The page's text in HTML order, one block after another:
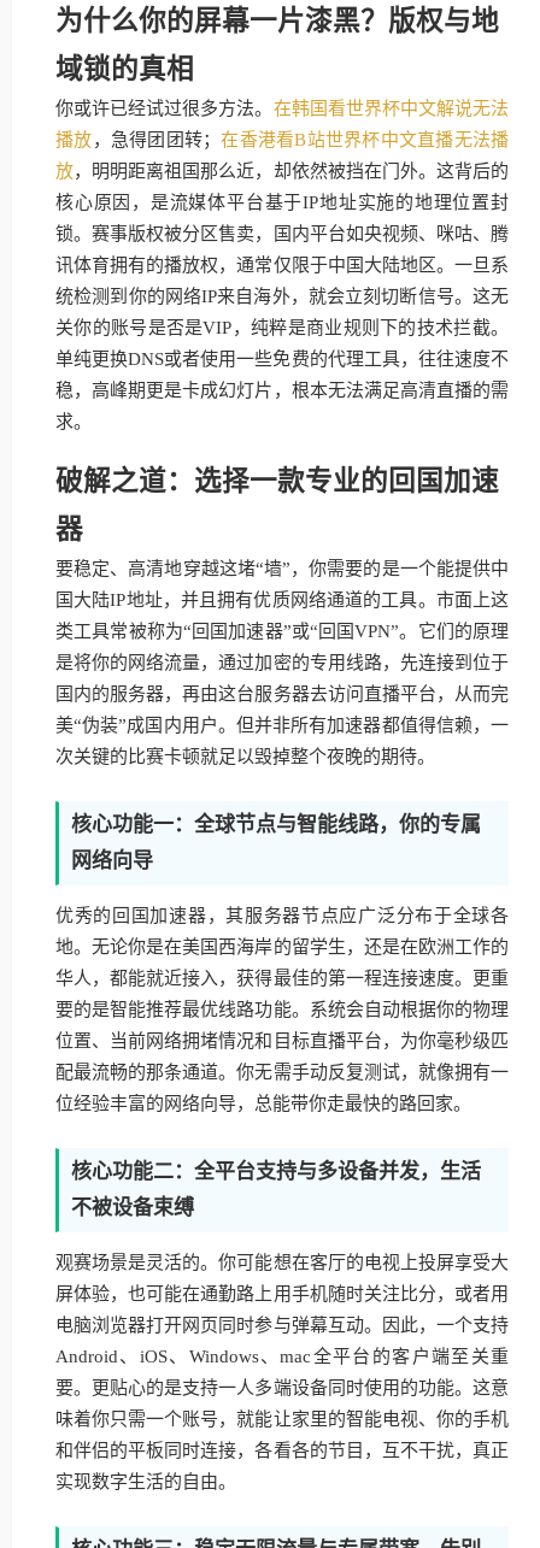
为什么你的屏幕一片漆黑？版权与地
域锁的真相
你或许已经试过很多方法。 在韩国看世界杯中文解说无法
播放，急得团团转； 在香港看B站世界杯中文直播无法播
放，明明距离祖国那么近，却依然被挡在门外。这背后的
核心原因，是流媒体平台基于IP地址实施的地理位置封
锁。赛事版权被分区售卖，国内平台如央视频、咪咕、腾
讯体育拥有的播放权，通常仅限于中国大陆地区。一旦系
统检测到你的网络IP来自海外，就会立刻切断信号。这无
关你的账号是否是VIP，纯粹是商业规则下的技术拦截。
单纯更换DNS或者使用一些免费的代理工具，往往速度不
稳，高峰期更是卡成幻灯片，根本无法满足高清直播的需
求。
破解之道：选择一款专业的回国加速
器
要稳定、高清地穿越这堵“墙”，你需要的是一个能提供中
国大陆IP地址，并且拥有优质网络通道的工具。市面上这
类工具常被称为“回国加速器”或“回国VPN”。它们的原理
是将你的网络流量，通过加密的专用线路，先连接到位于
国内的服务器，再由这台服务器去访问直播平台，从而完
美“伪装”成国内用户。但并非所有加速器都值得信赖，一
次关键的比赛卡顿就足以毁掉整个夜晚的期待。
核心功能一：全球节点与智能线路，你的专属
网络向导
优秀的回国加速器，其服务器节点应广泛分布于全球各
地。无论你是在美国西海岸的留学生，还是在欧洲工作的
华人，都能就近接入，获得最佳的第一程连接速度。更重
要的是智能推荐最优线路功能。系统会自动根据你的物理
位置、当前网络拥堵情况和目标直播平台，为你毫秒级匹
配最流畅的那条通道。你无需手动反复测试，就像拥有一
位经验丰富的网络向导，总能带你走最快的路回家。
核心功能二：全平台支持与多设备并发，生活
不被设备束缚
观赛场景是灵活的。你可能想在客厅的电视上投屏享受大
屏体验，也可能在通勤路上用手机随时关注比分，或者用
电脑浏览器打开网页同时参与弹幕互动。因此，一个支持
Android、iOS、Windows、mac全平台的客户端至关重
要。更贴心的是支持一人多端设备同时使用的功能。这意
味着你只需一个账号，就能让家里的智能电视、你的手机
和伴侣的平板同时连接，各看各的节目，互不干扰，真正
实现数字生活的自由。